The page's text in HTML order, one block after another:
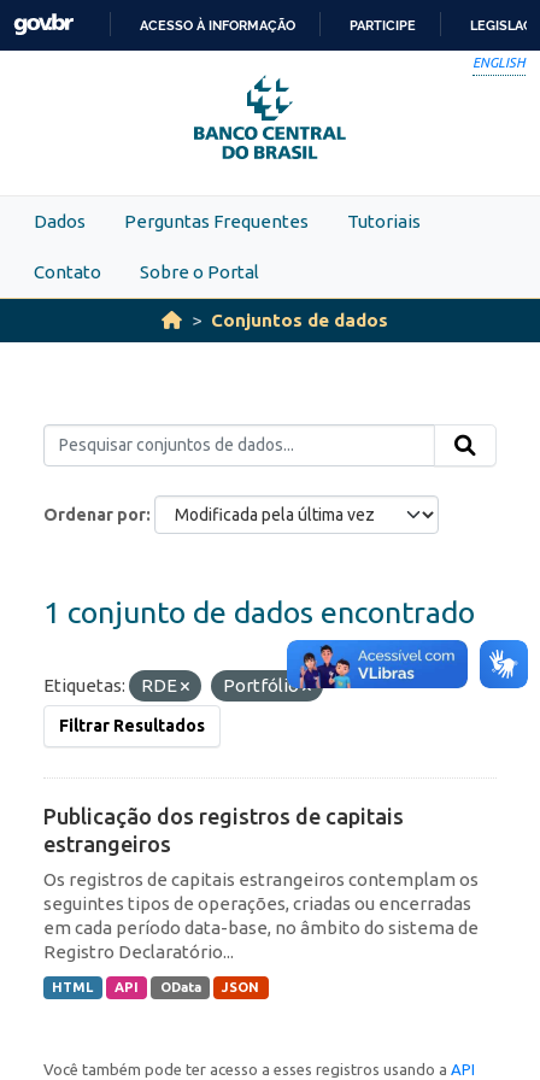
Skip to main content
PARA
O
CONTEÚDO
ACESSO À INFORMAÇÃO PARTICIPE
ENGLISH
Dados Perguntas Frequentes Tutoriais
Contato Sobre o Portal
Conjuntos de dados
Ordenar por
1 conjunto de dados encontrado
Etiquetas: RDE Portfólio
Filtrar Resultados
Publicação dos registros de capitais
estrangeiros
Os registros de capitais estrangeiros contemplam os
seguintes tipos de operações, criadas ou encerradas
em cada período data-base, no âmbito do sistema de
Registro Declaratório...
HTML API OData JSON
Você também pode ter acesso a esses registros usando a API